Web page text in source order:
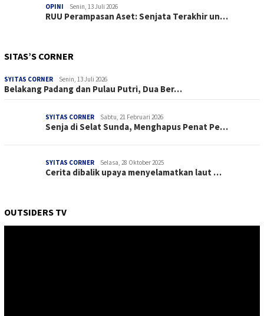
OPINI Senin, 13 Juli 2026
RUU Perampasan Aset: Senjata Terakhir un…
SITAS’S CORNER
SYITAS CORNER Senin, 13 Juli 2026
Belakang Padang dan Pulau Putri, Dua Ber…
SYITAS CORNER Sabtu, 21 Februari 2026
Senja di Selat Sunda, Menghapus Penat Pe…
SYITAS CORNER Selasa, 28 Oktober 2025
Cerita dibalik upaya menyelamatkan laut …
OUTSIDERS TV